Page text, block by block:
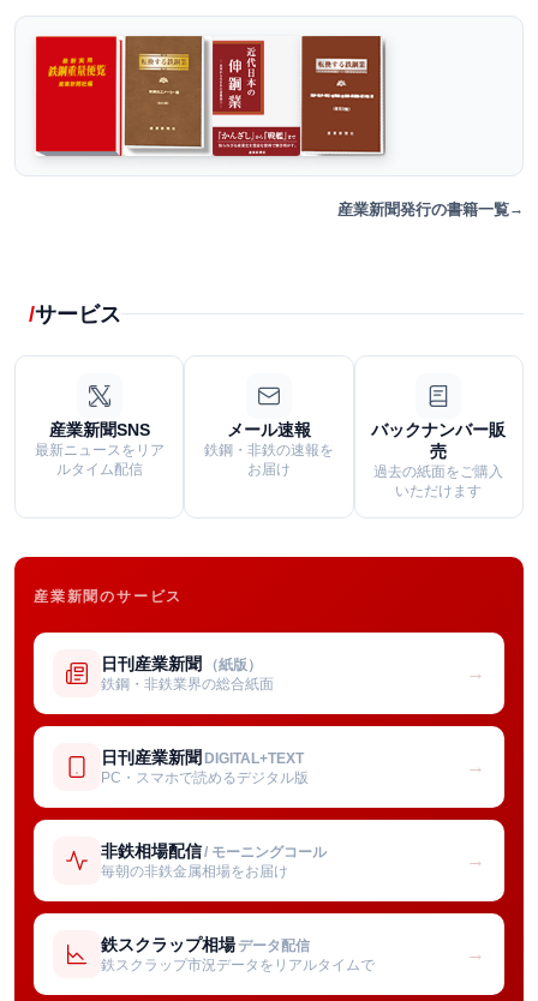
産業新聞発行の書籍一覧
サービス
産業新聞SNS
最新ニュースをリア
ルタイム配信
メール速報
鉄鋼・非鉄の速報を
お届け
バックナンバー販
売
過去の紙面をご購入
いただけます
産業新聞のサービス
日刊産業新聞 （紙版）
鉄鋼・非鉄業界の総合紙面
→
日刊産業新聞 DIGITAL+TEXT
PC・スマホで読めるデジタル版
→
非鉄相場配信/ モーニングコール
毎朝の非鉄金属相場をお届け
→
鉄スクラップ相場 データ配信
鉄スクラップ市況データをリアルタイムで
→